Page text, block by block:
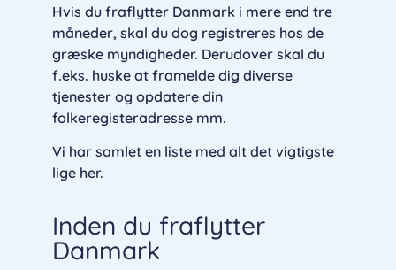
Hvis du fraflytter Danmark i mere end tre
måneder, skal du dog registreres hos de
græske myndigheder. Derudover skal du
f.eks. huske at framelde dig diverse
tjenester og opdatere din
folkeregisteradresse mm.
Vi har samlet en liste med alt det vigtigste
lige her.
Inden du fraflytter
Danmark